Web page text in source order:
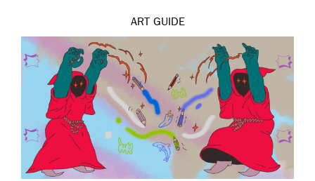
ART GUIDE